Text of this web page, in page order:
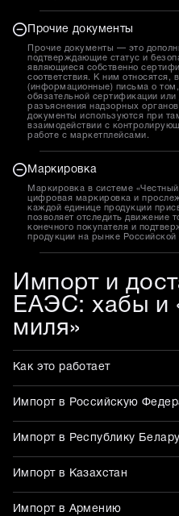
Прочие документы
Прочие документы — это
подтверждающие статус и
являющиеся собственно
соответствия. К ним относятся,
(информационные) письма о
обязательной сертификации
разъяснения надзорных
документы используются при
взаимодействии с
работе с маркетплейсами.
Маркировка
Маркировка в системе
цифровая маркировка и
каждой единице продукции
позволяет отследить движение
конечного покупателя и
продукции на рынке
Импорт и
ЕАЭС: хабы и
миля»
Как это работает
Импорт в Российскую
Импорт в Республику
Импорт в Казахстан
Импорт в Армению